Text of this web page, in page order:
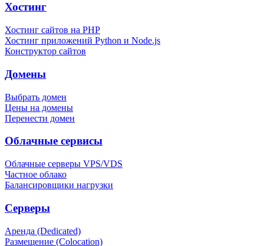
Хостинг
Хостинг сайтов на PHP
Хостинг приложений Python и Node.js
Конструктор сайтов
Домены
Выбрать домен
Цены на домены
Перенести домен
Облачные сервисы
Облачные серверы VPS/VDS
Частное облако
Балансировщики нагрузки
Серверы
Аренда (Dedicated)
Размещение (Colocation)